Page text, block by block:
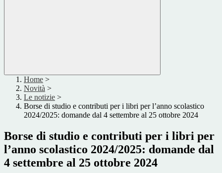
Home >
Novità >
Le notizie >
Borse di studio e contributi per i libri per l’anno scolastico
2024/2025: domande dal 4 settembre al 25 ottobre 2024
Borse di studio e contributi per i libri per
l’anno scolastico 2024/2025: domande dal
4 settembre al 25 ottobre 2024